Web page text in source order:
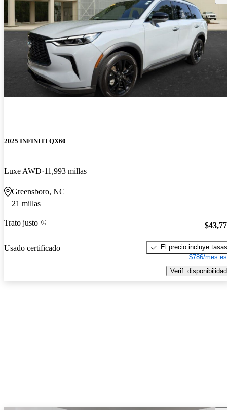
2025 INFINITI QX60
Luxe AWD 11,993 millas
Greensboro, NC
21 millas
Trato justo
Usado certificado
El precio incluye tasas
$786/mes
Verif. disponibilidad